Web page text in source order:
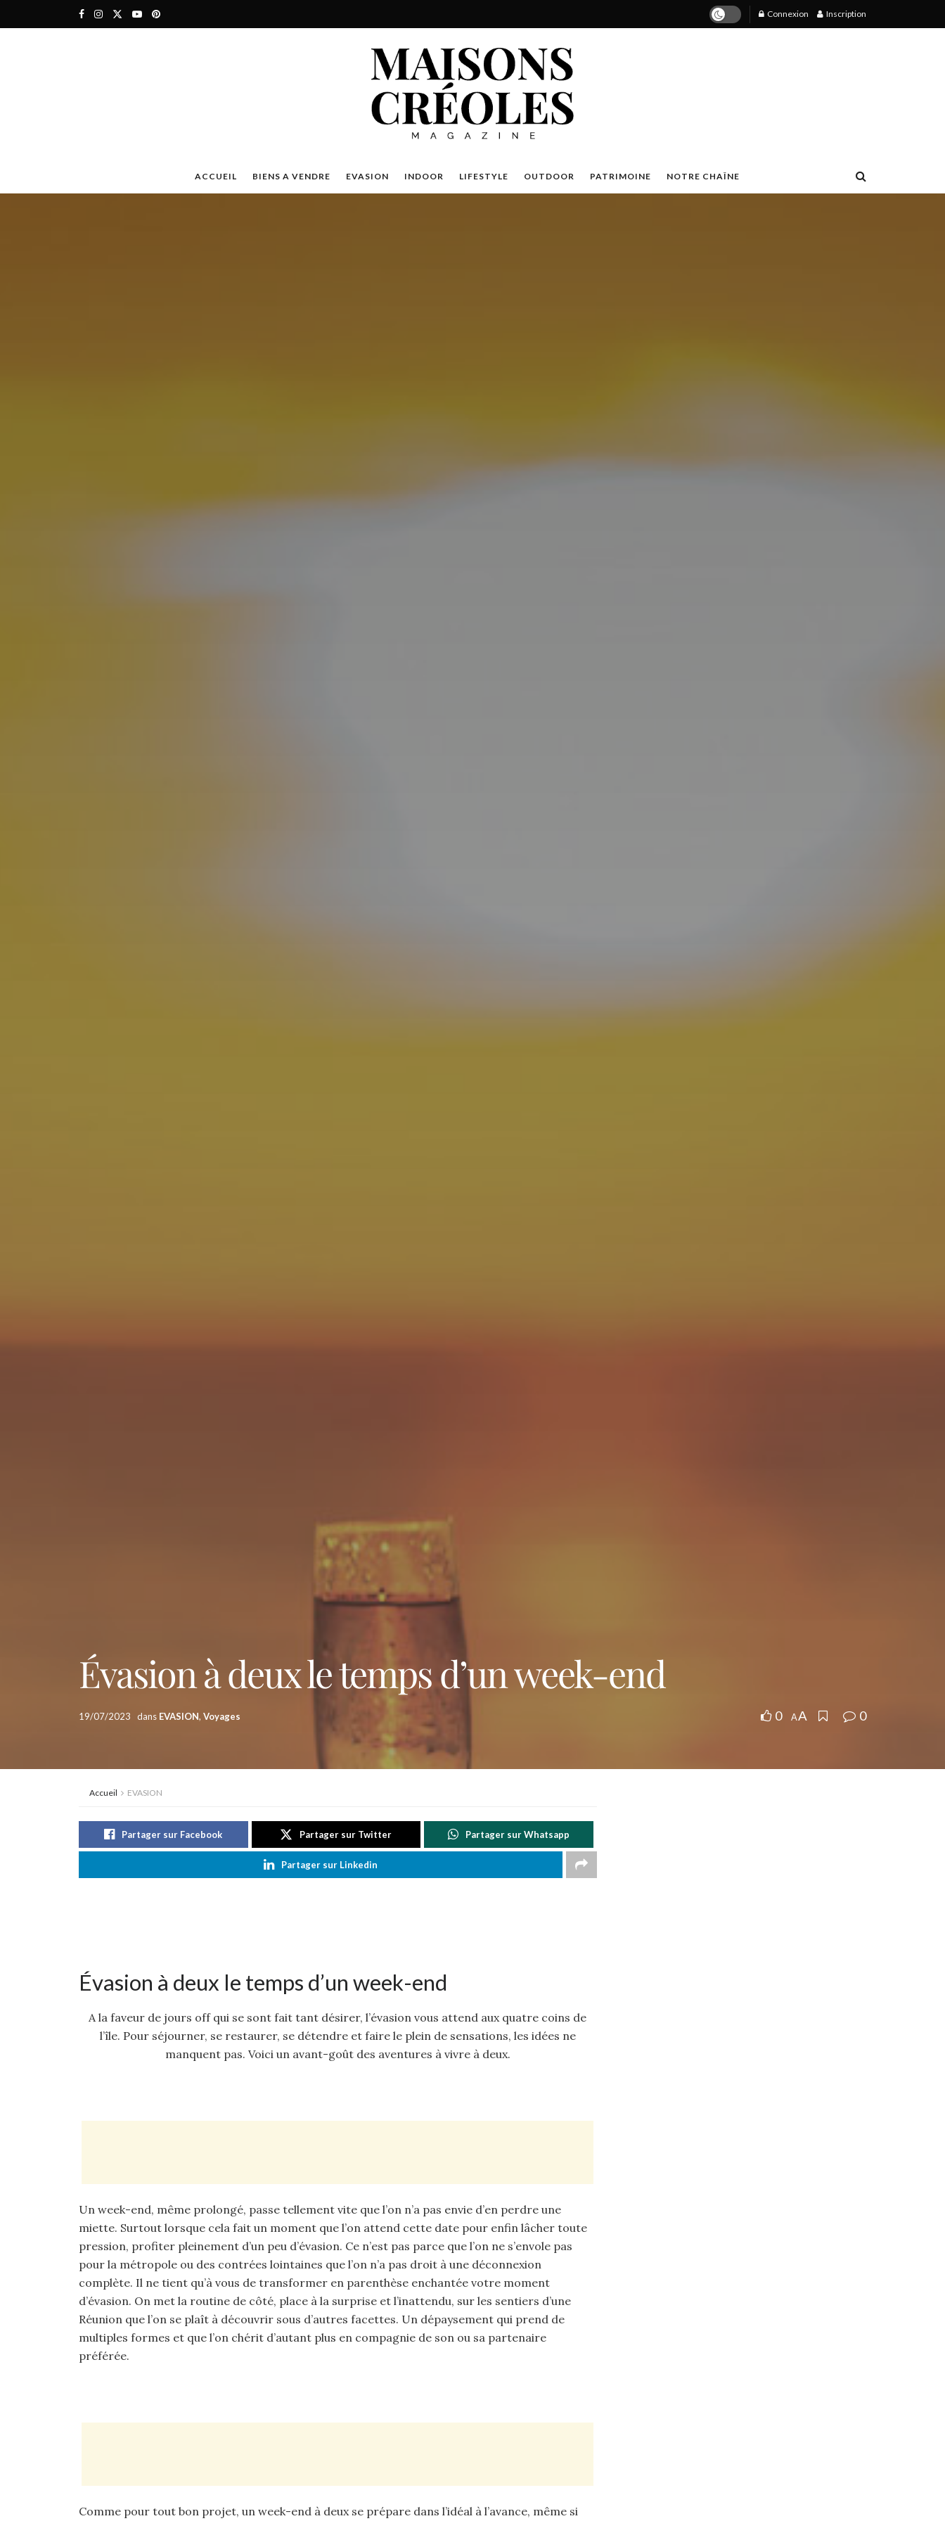
Connexion Inscription
ACCUEIL BIENS A VENDRE EVASION INDOOR LIFESTYLE OUTDOOR PATRIMOINE NOTRE CHAÎNE
Évasion à deux le temps d’un week-end
19/07/2023 dans EVASION, Voyages 0 AA 0
Accueil EVASION
Partager sur Facebook Partager sur Twitter Partager sur Whatsapp
Partager sur Linkedin
Évasion à deux le temps d’un week-end
A la faveur de jours off qui se sont fait tant désirer, l’évasion vous attend aux quatre coins de
l’île. Pour séjourner, se restaurer, se détendre et faire le plein de sensations, les idées ne
manquent pas. Voici un avant-goût des aventures à vivre à deux.
Un week-end, même prolongé, passe tellement vite que l’on n’a pas envie d’en perdre une
miette. Surtout lorsque cela fait un moment que l’on attend cette date pour enfin lâcher toute
pression, profiter pleinement d’un peu d’évasion. Ce n’est pas parce que l’on ne s’envole pas
pour la métropole ou des contrées lointaines que l’on n’a pas droit à une déconnexion
complète. Il ne tient qu’à vous de transformer en parenthèse enchantée votre moment
d’évasion. On met la routine de côté, place à la surprise et l’inattendu, sur les sentiers d’une
Réunion que l’on se plaît à découvrir sous d’autres facettes. Un dépaysement qui prend de
multiples formes et que l’on chérit d’autant plus en compagnie de son ou sa partenaire
préférée.
Comme pour tout bon projet, un week-end à deux se prépare dans l’idéal à l’avance, même si